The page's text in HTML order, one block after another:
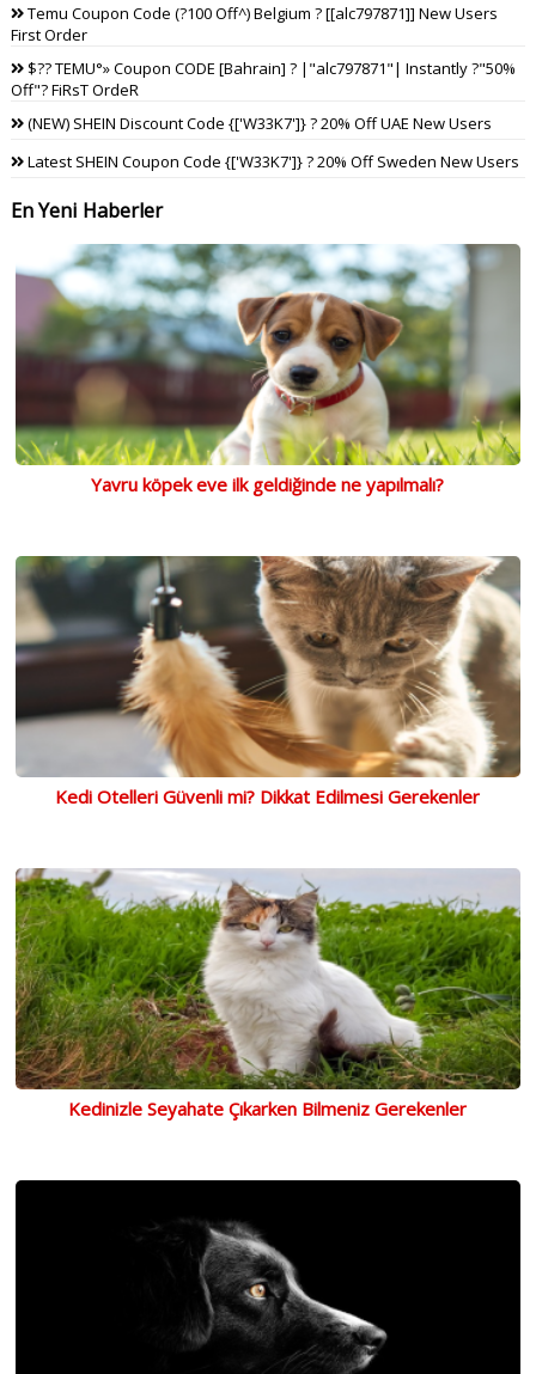
Temu Coupon Code (?100 Off^) Belgium ? [[alc797871]] New Users
First Order
$?? TEMU°» Coupon CODE [Bahrain] ? |"alc797871"| Instantly ?"50%
Off"? FiRsT OrdeR
(NEW) SHEIN Discount Code {['W33K7']} ? 20% Off UAE New Users
Latest SHEIN Coupon Code {['W33K7']} ? 20% Off Sweden New Users
En Yeni Haberler
Yavru köpek eve ilk geldiğinde ne yapılmalı?
Kedi Otelleri Güvenli mi? Dikkat Edilmesi Gerekenler
Kedinizle Seyahate Çıkarken Bilmeniz Gerekenler